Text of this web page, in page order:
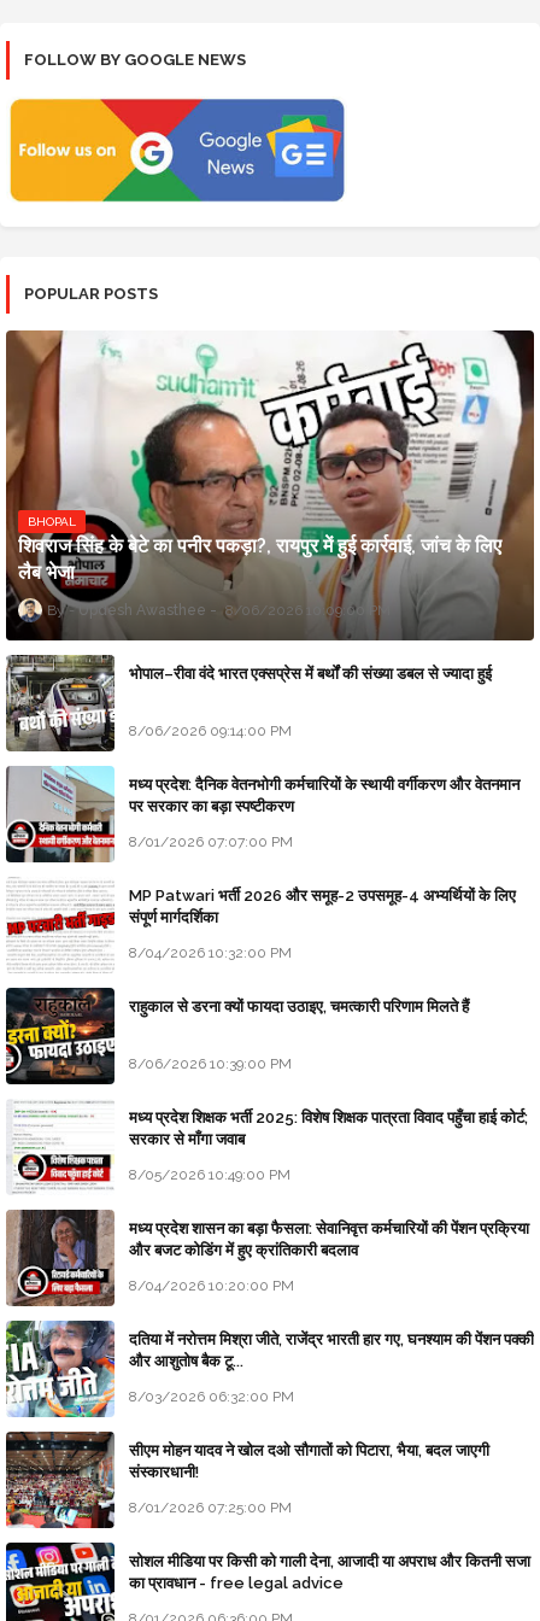
FOLLOW BY GOOGLE NEWS
POPULAR POSTS
BHOPAL
शिवराज सिंह के बेटे का पनीर पकड़ा?, रायपुर में हुई कार्रवाई, जांच के लिए
लैब भेजा
Updesh Awasthee 8/06/2026 10:09:00 PM
भोपाल–रीवा वंदे भारत एक्सप्रेस में बर्थों की संख्या डबल से ज्यादा हुई
8/06/2026 09:14:00 PM
मध्य प्रदेश: दैनिक वेतनभोगी कर्मचारियों के स्थायी वर्गीकरण और वेतनमान
पर सरकार का बड़ा स्पष्टीकरण
8/01/2026 07:07:00 PM
MP Patwari भर्ती 2026 और समूह-2 उपसमूह-4 अभ्यर्थियों के लिए
संपूर्ण मार्गदर्शिका
8/04/2026 10:32:00 PM
राहुकाल से डरना क्यों फायदा उठाइए, चमत्कारी परिणाम मिलते हैं
8/06/2026 10:39:00 PM
मध्य प्रदेश शिक्षक भर्ती 2025: विशेष शिक्षक पात्रता विवाद पहुँचा हाई कोर्ट;
सरकार से माँगा जवाब
8/05/2026 10:49:00 PM
मध्य प्रदेश शासन का बड़ा फैसला: सेवानिवृत्त कर्मचारियों की पेंशन प्रक्रिया
और बजट कोडिंग में हुए क्रांतिकारी बदलाव
8/04/2026 10:20:00 PM
दतिया में नरोत्तम मिश्रा जीते, राजेंद्र भारती हार गए, घनश्याम की पेंशन पक्की
और आशुतोष बैक टू...
8/03/2026 06:32:00 PM
सीएम मोहन यादव ने खोल दओ सौगातों को पिटारा, भैया, बदल जाएगी
संस्कारधानी!
8/01/2026 07:25:00 PM
सोशल मीडिया पर किसी को गाली देना, आजादी या अपराध और कितनी सजा
का प्रावधान - free legal advice